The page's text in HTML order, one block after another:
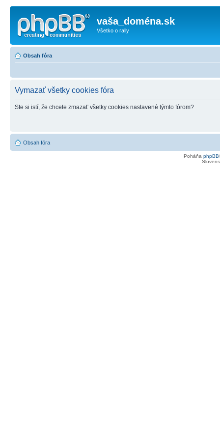
vaša_doména.sk
Všetko o rally
Obsah fóra
Vymazať všetky cookies fóra
Ste si istí, že chcete zmazať všetky cookies nastavené týmto fórom?
Obsah fóra
Poháňa phpBB